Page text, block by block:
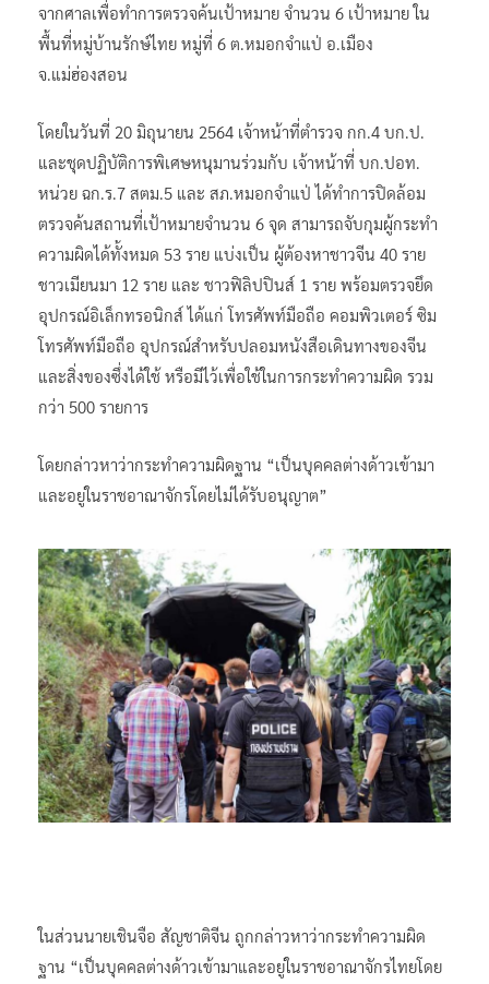
จากศาลเพื่อทำการตรวจค้นเป้าหมาย จำนวน 6 เป้าหมาย ใน
พื้นที่หมู่บ้านรักษ์ไทย หมู่ที่ 6 ต.หมอกจำแป่ อ.เมือง
จ.แม่ฮ่องสอน
โดยในวันที่ 20 มิถุนายน 2564 เจ้าหน้าที่ตำรวจ กก.4 บก.ป.
และชุดปฏิบัติการพิเศษหนุมานร่วมกับ เจ้าหน้าที่ บก.ปอท.
หน่วย ฉก.ร.7 สตม.5 และ สภ.หมอกจำแป่ ได้ทำการปิดล้อม
ตรวจค้นสถานที่เป้าหมายจำนวน 6 จุด สามารถจับกุมผู้กระทำ
ความผิดได้ทั้งหมด 53 ราย แบ่งเป็น ผู้ต้องหาชาวจีน 40 ราย
ชาวเมียนมา 12 ราย และ ชาวฟิลิปปินส์ 1 ราย พร้อมตรวจยึด
อุปกรณ์อิเล็กทรอนิกส์ ได้แก่ โทรศัพท์มือถือ คอมพิวเตอร์ ซิม
โทรศัพท์มือถือ อุปกรณ์สำหรับปลอมหนังสือเดินทางของจีน
และสิ่งของซึ่งได้ใช้ หรือมีไว้เพื่อใช้ในการกระทำความผิด รวม
กว่า 500 รายการ
โดยกล่าวหาว่ากระทำความผิดฐาน “เป็นบุคคลต่างด้าวเข้ามา
และอยู่ในราชอาณาจักรโดยไม่ได้รับอนุญาต”
ในส่วนนายเชินจือ สัญชาติจีน ถูกกล่าวหาว่ากระทำความผิด
ฐาน “เป็นบุคคลต่างด้าวเข้ามาและอยู่ในราชอาณาจักรไทยโดย